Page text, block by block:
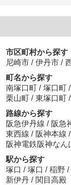
市区町村から探す
尼崎市 / 伊丹市 /
町名から探す
南塚口町 / 塚口町 /
栗山町 / 東塚口町 /
路線から探す
阪急伊丹線 / 阪急
東西線 / 阪神本線 /
阪神電鉄阪神なん
駅から探す
塚口 / 塚口 / 稲野 /
新伊丹 / 関目高殿